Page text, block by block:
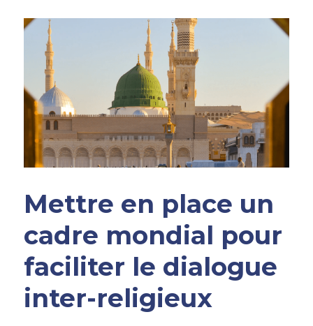
Mettre en place un
cadre mondial pour
faciliter le dialogue
inter-religieux